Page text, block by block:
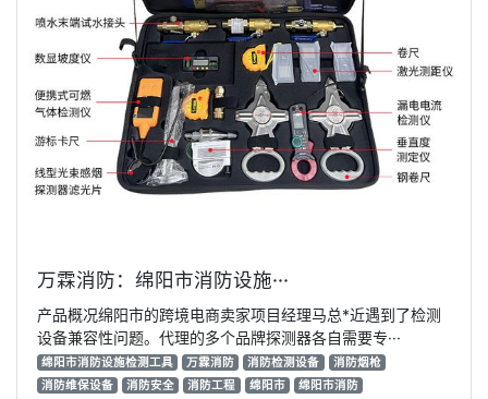
万霖消防：绵阳市消防设施···
产品概况绵阳市的跨境电商卖家项目经理马总*近遇到了检测
设备兼容性问题。代理的多个品牌探测器各自需要专···
绵阳市消防设施检测工具 万霖消防 消防检测设备
消防烟枪
消防维保设备
消防安全 消防工程 绵阳市
绵阳市消防